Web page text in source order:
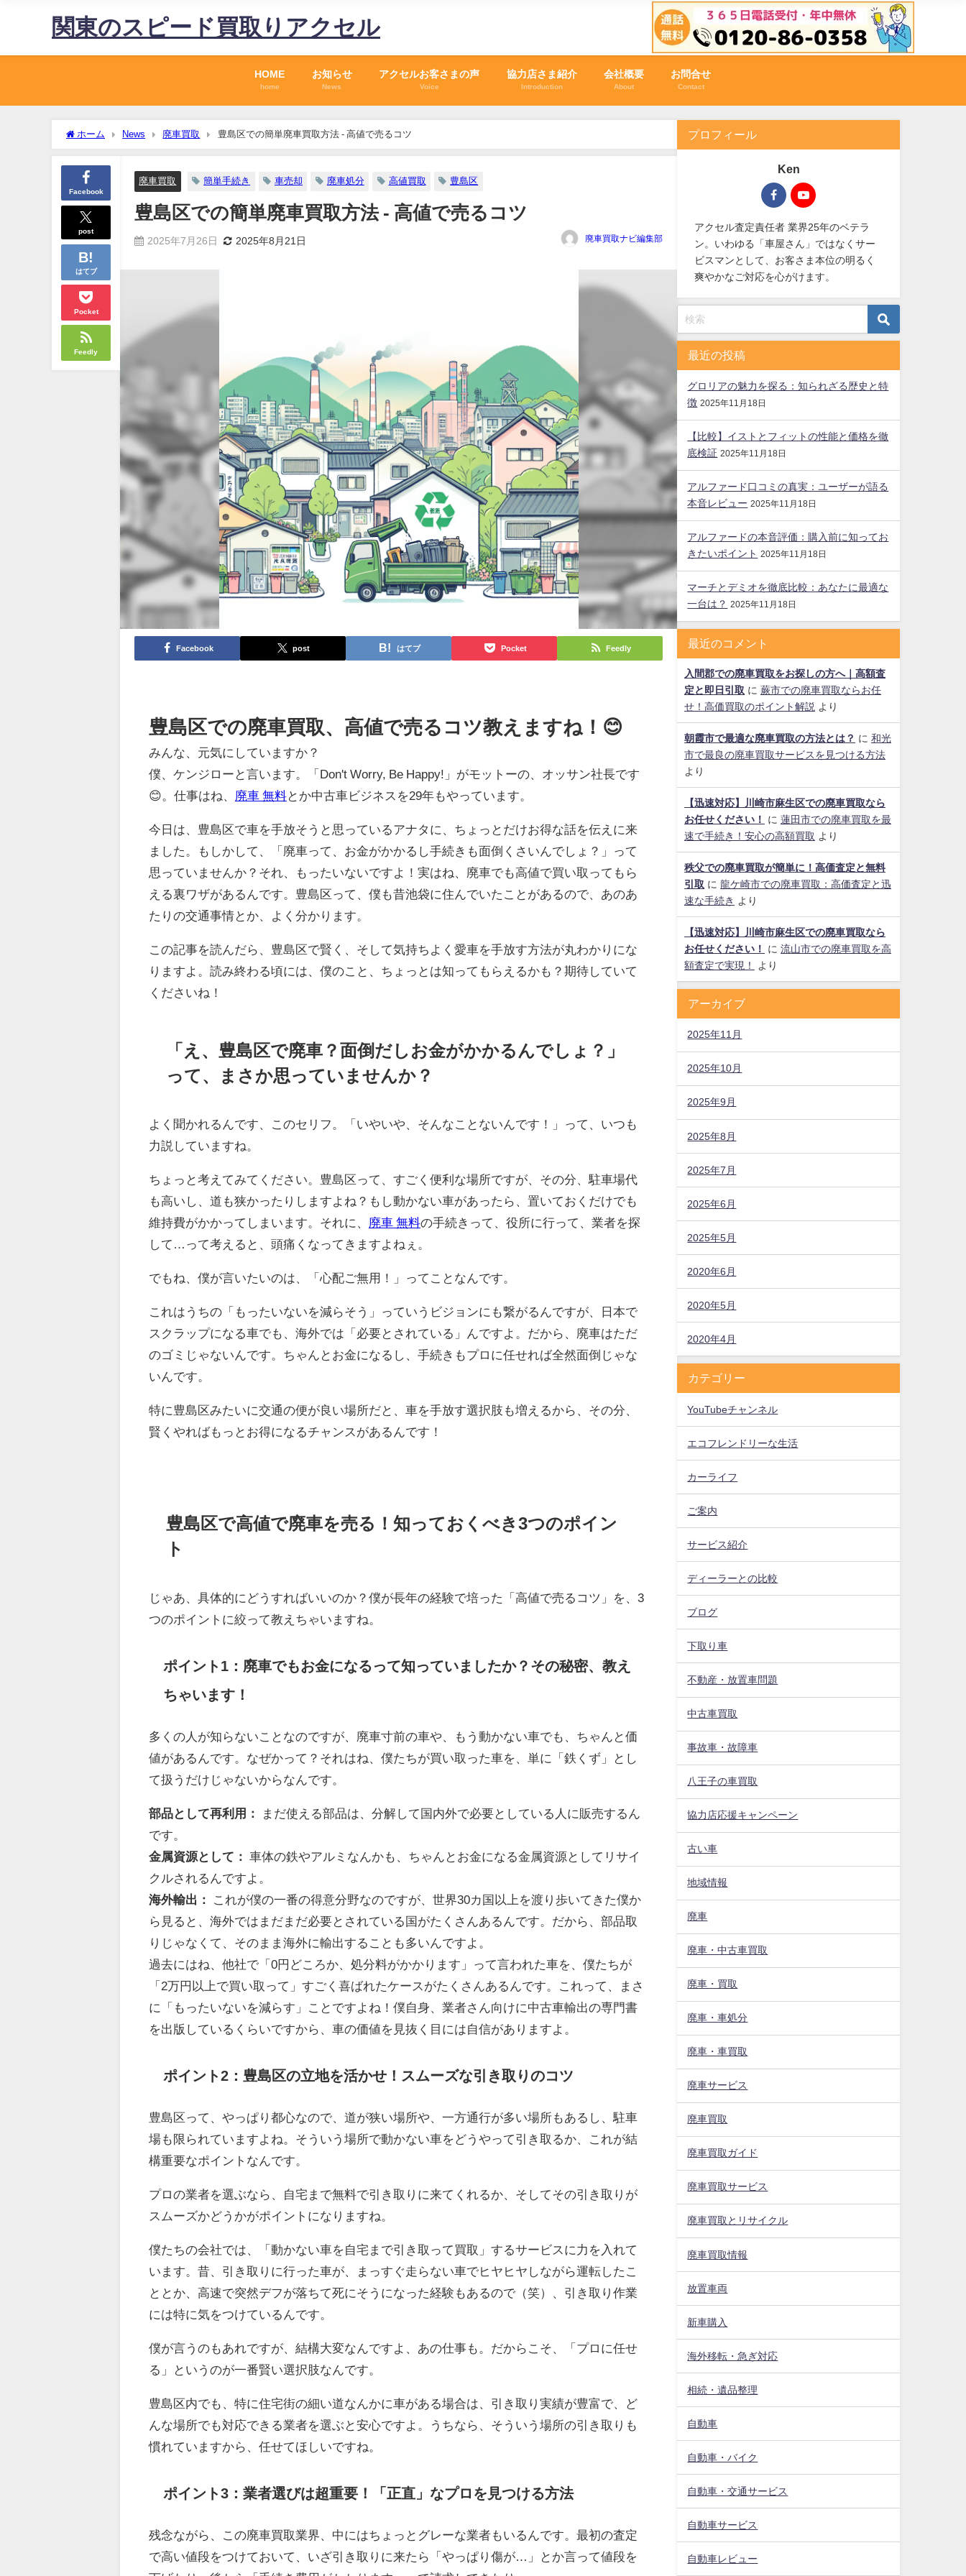
関東のスピード買取りアクセル
HOME
home
お知らせ
News
アクセルお客さまの声
Voice
協力店さま紹介
Introduction
会社概要
About
お問合せ
Contact
ホーム News 廃車買取 豊島区での簡単廃車買取方法 - 高値で売るコツ
Facebook
post
はてブ
Pocket
Feedly
廃車買取 簡単手続き 車売却 廃車処分 高値買取 豊島区
豊島区での簡単廃車買取方法 - 高値で売るコツ
2025年7月26日 2025年8月21日 廃車買取ナビ編集部
Facebook post はてブ Pocket Feedly
豊島区での廃車買取、高値で売るコツ教えますね！😊
みんな、元気にしていますか？
僕、ケンジローと言います。「Don't Worry, Be Happy!」がモットーの、オッサン社長です
😊。仕事はね、 廃車 無料とか中古車ビジネスを29年もやっています。
今日は、豊島区で車を手放そうと思っているアナタに、ちょっとだけお得な話を伝えに来
ました。もしかして、「廃車って、お金がかかるし手続きも面倒くさいんでしょ？」って
思っていませんか？それ、もったいないですよ！実はね、廃車でも高値で買い取ってもら
える裏ワザがあるんです。豊島区って、僕も昔池袋に住んでいたことがあるので、あのあ
たりの交通事情とか、よく分かります。
この記事を読んだら、豊島区で賢く、そして気持ちよく愛車を手放す方法が丸わかりにな
りますよ。読み終わる頃には、僕のこと、ちょっとは知ってもらえるかも？期待していて
くださいね！
「え、豊島区で廃車？面倒だしお金がかかるんでしょ？」
って、まさか思っていませんか？
よく聞かれるんです、このセリフ。「いやいや、そんなことないんです！」って、いつも
力説していますね。
ちょっと考えてみてください。豊島区って、すごく便利な場所ですが、その分、駐車場代
も高いし、道も狭かったりしますよね？もし動かない車があったら、置いておくだけでも
維持費がかかってしまいます。それに、 廃車 無料の手続きって、役所に行って、業者を探
して…って考えると、頭痛くなってきますよねぇ。
でもね、僕が言いたいのは、「心配ご無用！」ってことなんです。
これはうちの「もったいないを減らそう」っていうビジョンにも繋がるんですが、日本で
スクラップになる車でも、海外では「必要とされている」んですよ。だから、廃車はただ
のゴミじゃないんです。ちゃんとお金になるし、手続きもプロに任せれば全然面倒じゃな
いんです。
特に豊島区みたいに交通の便が良い場所だと、車を手放す選択肢も増えるから、その分、
賢くやればもっとお得になるチャンスがあるんです！
豊島区で高値で廃車を売る！知っておくべき3つのポイン
ト
じゃあ、具体的にどうすればいいのか？僕が長年の経験で培った「高値で売るコツ」を、3
つのポイントに絞って教えちゃいますね。
ポイント1：廃車でもお金になるって知っていましたか？その秘密、教え
ちゃいます！
多くの人が知らないことなのですが、廃車寸前の車や、もう動かない車でも、ちゃんと価
値があるんです。なぜかって？それはね、僕たちが買い取った車を、単に「鉄くず」とし
て扱うだけじゃないからなんです。
部品として再利用：
まだ使える部品は、分解して国内外で必要としている人に販売するん
です。
金属資源として：
車体の鉄やアルミなんかも、ちゃんとお金になる金属資源としてリサイ
クルされるんですよ。
海外輸出：
これが僕の一番の得意分野なのですが、世界30カ国以上を渡り歩いてきた僕か
ら見ると、海外ではまだまだ必要とされている国がたくさんあるんです。だから、部品取
りじゃなくて、そのまま海外に輸出することも多いんですよ。
過去にはね、他社で「0円どころか、処分料がかかります」って言われた車を、僕たちが
「2万円以上で買い取って」すごく喜ばれたケースがたくさんあるんです。これって、まさ
に「もったいないを減らす」ことですよね！僕自身、業者さん向けに中古車輸出の専門書
を出版しているくらいですから、車の価値を見抜く目には自信がありますよ。
ポイント2：豊島区の立地を活かせ！スムーズな引き取りのコツ
豊島区って、やっぱり都心なので、道が狭い場所や、一方通行が多い場所もあるし、駐車
場も限られていますよね。そういう場所で動かない車をどうやって引き取るか、これが結
構重要なポイントなんです。
プロの業者を選ぶなら、自宅まで無料で引き取りに来てくれるか、そしてその引き取りが
スムーズかどうかがポイントになりますね。
僕たちの会社では、「動かない車を自宅まで引き取って買取」するサービスに力を入れて
います。昔、引き取りに行った車が、まっすぐ走らない車でヒヤヒヤしながら運転したこ
ととか、高速で突然デフが落ちて死にそうになった経験もあるので（笑）、引き取り作業
には特に気をつけているんです。
僕が言うのもあれですが、結構大変なんですよ、あの仕事も。だからこそ、「プロに任せ
る」というのが一番賢い選択肢なんです。
豊島区内でも、特に住宅街の細い道なんかに車がある場合は、引き取り実績が豊富で、ど
んな場所でも対応できる業者を選ぶと安心ですよ。うちなら、そういう場所の引き取りも
慣れていますから、任せてほしいですね。
ポイント3：業者選びは超重要！「正直」なプロを見つける方法
残念ながら、この廃車買取業界、中にはちょっとグレーな業者もいるんです。最初の査定
で高い値段をつけておいて、いざ引き取りに来たら「やっぱり傷が…」とか言って値段を
プロフィール
Ken
アクセル査定責任者 業界25年のベテラ
ン。いわゆる「車屋さん」ではなくサー
ビスマンとして、お客さま本位の明るく
爽やかなご対応を心がけます。
最近の投稿
グロリアの魅力を探る：知られざる歴史と特
徴 2025年11月18日
【比較】イストとフィットの性能と価格を徹
底検証 2025年11月18日
アルファード口コミの真実：ユーザーが語る
本音レビュー 2025年11月18日
アルファードの本音評価：購入前に知ってお
きたいポイント
2025年11月18日
マーチとデミオを徹底比較：あなたに最適な
一台は？
2025年11月18日
最近のコメント
入間郡での廃車買取をお探しの方へ｜高額査
定と即日引取 に 蕨市での廃車買取ならお任
せ！高価買取のポイント解説 より
朝霞市で最適な廃車買取の方法とは？ に 和光
市で最良の廃車買取サービスを見つける方法
より
【迅速対応】川崎市麻生区での廃車買取なら
お任せください！
に 蓮田市での廃車買取を最
速で手続き！安心の高額買取 より
秩父での廃車買取が簡単に！高価査定と無料
引取 に 龍ケ崎市での廃車買取：高価査定と迅
速な手続き
より
【迅速対応】川崎市麻生区での廃車買取なら
お任せください！
に 流山市での廃車買取を高
額査定で実現！
より
アーカイブ
2025年11月
2025年10月
2025年9月
2025年8月
2025年7月
2025年6月
2025年5月
2020年6月
2020年5月
2020年4月
カテゴリー
YouTubeチャンネル
エコフレンドリーな生活
カーライフ
ご案内
サービス紹介
ディーラーとの比較
ブログ
下取り車
不動産・放置車問題
中古車買取
事故車・故障車
八王子の車買取
協力店応援キャンペーン
古い車
地域情報
廃車
廃車・中古車買取
廃車・買取
廃車・車処分
廃車・車買取
廃車サービス
廃車買取
廃車買取ガイド
廃車買取サービス
廃車買取とリサイクル
廃車買取情報
放置車両
新車購入
海外移転・急ぎ対応
相続・遺品整理
自動車
自動車・バイク
自動車・交通サービス
自動車サービス
自動車レビュー